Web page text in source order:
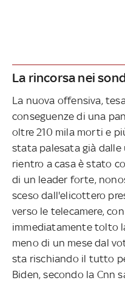
La rincorsa nei
La nuova offensiva,
conseguenze di una
oltre 210 mila morti e
stata palesata già dalle
rientro a casa è stato
di un leader forte,
sceso dall'elicottero
verso le telecamere,
immediatamente tolto
meno di un mese dal
sta rischiando il tutto
Biden, secondo la Cnn